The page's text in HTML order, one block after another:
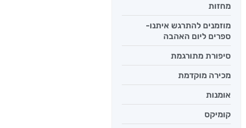
מחזות
מוזמנים להתרגש איתנו-
ספרים ליום האהבה
סיפורת מתורגמת
מכירה מוקדמת
אומנות
קומיקס